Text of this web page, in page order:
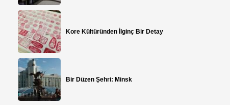
Kore Kültüründen İlginç Bir Detay
Bir Düzen Şehri: Minsk